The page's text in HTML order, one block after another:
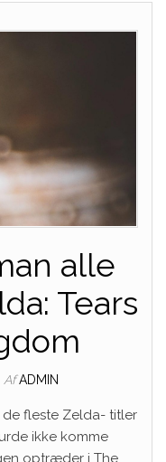
alle
Tears
Af ADMIN
de fleste Zelda- titler
ikke komme
optræder i The